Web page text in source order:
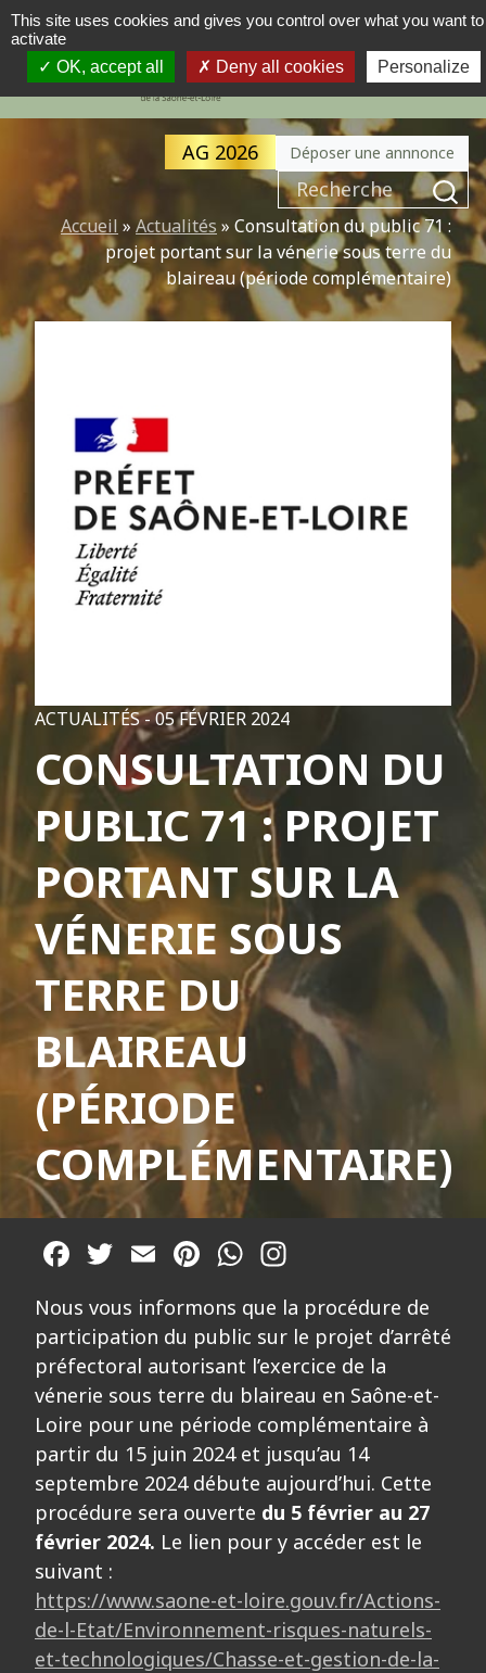
NAVIGATION PRINCIPALE
MENU
AG 2026 Déposer une annnonce
Recherche pour :
Accueil » Actualités » Consultation du public 71 :
projet portant sur la vénerie sous terre du
blaireau (période complémentaire)
ACTUALITÉS -05 FÉVRIER 2024
CONSULTATION DU
PUBLIC 71 : PROJET
PORTANT SUR LA
VÉNERIE SOUS
TERRE DU
BLAIREAU
(PÉRIODE
COMPLÉMENTAIRE)
Facebook
Twitter
EmailPinterest
WhatsApp
Nous vous informons que la procédure de
participation du public sur le projet d’arrêté
préfectoral autorisant l’exercice de la
vénerie sous terre du blaireau en Saône-et-
Loire pour une période complémentaire à
partir du 15 juin 2024 et jusqu’au 14
septembre 2024 débute aujourd’hui. Cette
procédure sera ouverte du 5 février au 27
février 2024. Le lien pour y accéder est le
suivant :
https://www.saone-et-loire.gouv.fr/Actions-
de-l-Etat/Environnement-risques-naturels-
et-technologiques/Chasse-et-gestion-de-la-
This site uses cookies and gives you control over what you want to
activate
OK, accept all
Deny all cookies Personalize